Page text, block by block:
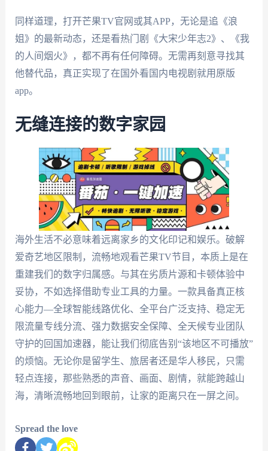
同样道理，打开芒果TV官网或其APP，无论是追《浪
姐》的最新动态，还是看热门剧《大宋少年志2》、《我
的人间烟火》，都不再有任何障碍。无需再刻意寻找其
他替代品，真正实现了在国外看国内电视剧就用原版
app。
无缝连接的数字家园
海外生活不必意味着远离家乡的文化印记和娱乐。破解
爱奇艺地区限制，流畅地观看芒果TV节目，本质上是在
重建我们的数字归属感。与其在劣质片源和卡顿体验中
妥协，不如选择借助专业工具的力量。一款具备真正核
心能力—全球智能线路优化、全平台广泛支持、稳定无
限流量专线分流、强力数据安全保障、全天候专业团队
守护的回国加速器，能让我们彻底告别“该地区不可播放”
的烦恼。无论你是留学生、旅居者还是华人移民，只需
轻点连接，那些熟悉的声音、画面、剧情，就能跨越山
海，清晰流畅地回到眼前，让家的距离只在一屏之间。
Spread the love